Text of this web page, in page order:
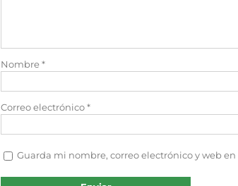
Nombre*
Correo electrónico*
Guarda mi nombre, correo electrónico y web